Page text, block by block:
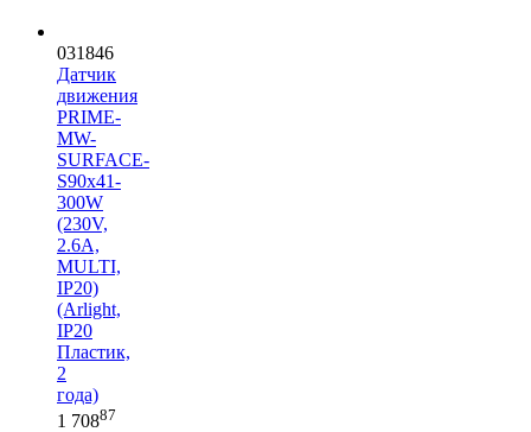
031846
Датчик
движения
PRIME-
MW-
SURFACE-
S90x41-
300W
(230V,
2.6A,
MULTI,
IP20)
(Arlight,
IP20
Пластик,
2
года)
1 70887